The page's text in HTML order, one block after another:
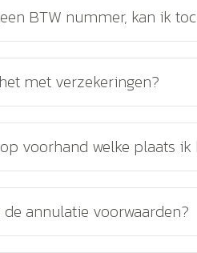
BTW nummer, kan ik
met verzekeringen?
voorhand welke plaats ik
annulatie voorwaarden?